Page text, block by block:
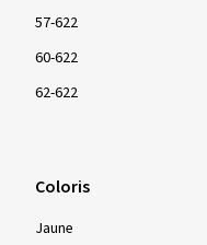
57-622
60-622
62-622
Coloris
Jaune